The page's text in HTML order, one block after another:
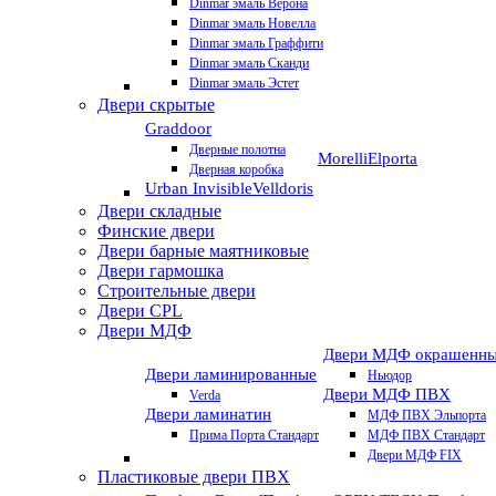
Dinmar эмаль Верона
Dinmar эмаль Новелла
Dinmar эмаль Граффити
Dinmar эмаль Сканди
Dinmar эмаль Эстет
Двери скрытые
Graddoor
Дверные полотна
Дверная коробка
Urban InvisibleVelldoris
MorelliElporta
Двери складные
Финские двери
Двери барные маятниковые
Двери гармошка
Строительные двери
Двери CРL
Двери МДФ
Двери ламинированные
Verda
Двери ламинатин
Прима Порта Стандарт
Двери МДФ
Ньюдор
Двери МДФ ПВХ
МДФ ПВХ Эльпорта
МДФ ПВХ Стандарт
Двери МДФ FIX
Пластиковые двери ПВХ